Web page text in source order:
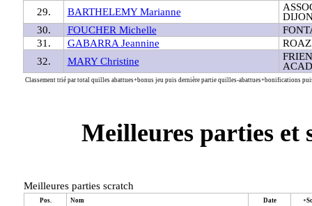
29.
BARTHELEMY Marianne
30.
FOUCHER Michelle
31.
GABARRA Jeannine
32.
MARY Christine
Classement trié par total quilles abattues+bonus jeu puis dernière partie quilles-abattues+bonifications
Meilleures parties et
Meilleures parties scratch
Pos. Nom Date